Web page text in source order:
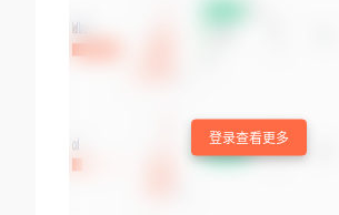
登录查看更多